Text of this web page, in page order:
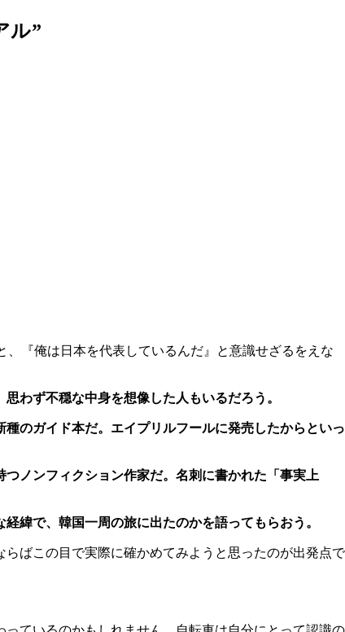
ル”
、『俺は日本を代表しているんだ』と意識せざるをえな
わず不穏な中身を想像した人もいるだろう。
のガイド本だ。エイプリルフールに発売したからといっ
ノンフィクション作家だ。名刺に書かれた「事実上
緯で、韓国一周の旅に出たのかを語ってもらおう。
ばこの目で実際に確かめてみようと思ったのが出発点で